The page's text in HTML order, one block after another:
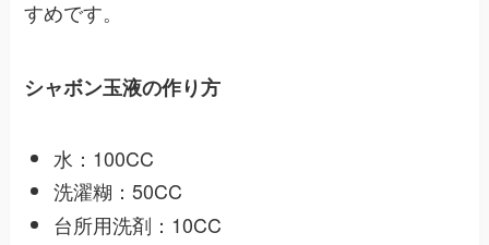
すめです。
シャボン玉液の作り方
水：100CC
洗濯糊：50CC
台所用洗剤：10CC